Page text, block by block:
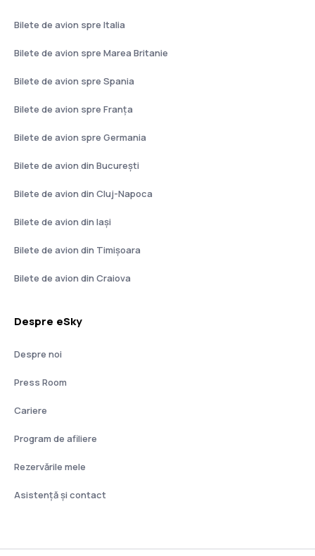
Bilete de avion spre Italia
Bilete de avion spre Marea Britanie
Bilete de avion spre Spania
Bilete de avion spre Franţa
Bilete de avion spre Germania
Bilete de avion din București
Bilete de avion din Cluj-Napoca
Bilete de avion din Iași
Bilete de avion din Timișoara
Bilete de avion din Craiova
Despre eSky
Despre noi
Press Room
Cariere
Program de afiliere
Rezervările mele
Asistenţă şi contact